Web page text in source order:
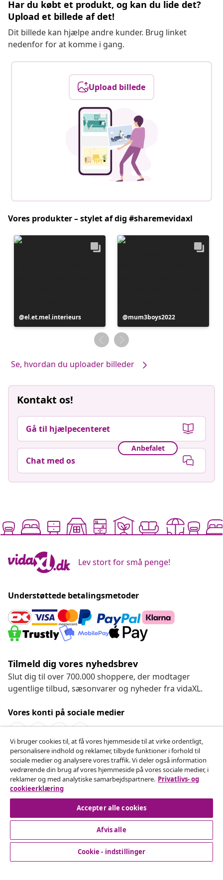
Har du købt et produkt, og kan du lide det?
Upload et billede af det!
Dit billede kan hjælpe andre kunder. Brug linket
nedenfor for at komme i gang.
Upload billede
Vores produkter – stylet af dig #sharemevidaxl
Opslag
offentliggjort
el.et.mel.interieurs
Opslag
offentliggjort
af
mum3boys2022
Se, hvordan du uploader billeder
Kontakt os!
Gå til hjælpecenteret
Anbefalet
Chat med os
Lev stort for små penge!
Understøttede betalingsmetoder
Tilmeld dig vores nyhedsbrev
Slut dig til over 700.000 shoppere, der modtager
ugentlige tilbud, sæsonvarer og nyheder fra vidaXL.
Vores konti på sociale medier
Fortryd køb
Indsend en anmodning om at fortryde din ordre.
Fortryd køb
Kundeservice
Vi bruger cookies til, at få vores hjemmeside til at virke ordentligt,
personalisere indhold og reklamer, tilbyde funktioner i forhold til
sociale medier og analysere vores traffik. Vi deler også information
vedrørende din brug af vores hjemmeside på vores sociale medier, i
reklamer og med analytiske samarbejdspartnere. Privatlivs- og
cookieerklæring
Accepter alle cookies
Afvis alle
Cookie - indstillinger